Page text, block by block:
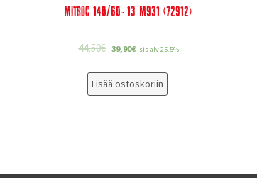
Mitroc 140/60-13 M931 (72912)
44,50€ 39,90€ sis alv 25.5%
Lisää ostoskoriin